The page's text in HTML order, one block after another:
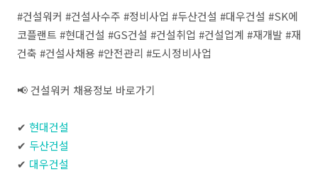
#건설워커 #건설사수주 #정비사업 #두산건설 #대우건설 #SK에
코플랜트 #현대건설 #GS건설 #건설취업 #건설업계 #재개발 #재
건축 #건설사채용 #안전관리 #도시정비사업
📢 건설워커 채용정보 바로가기
✔ 현대건설
✔ 두산건설
✔ 대우건설